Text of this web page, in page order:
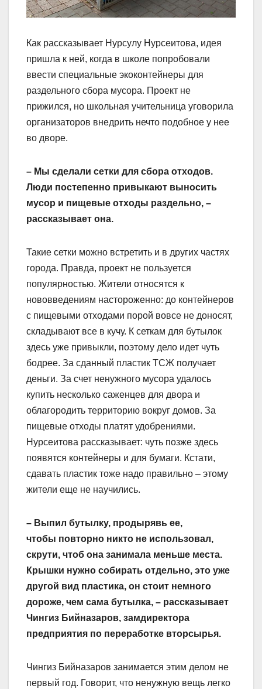
Как рассказывает Нурсулу Нурсеитова, идея
пришла к ней, когда в школе попробовали
ввести специальные экоконтейнеры для
раздельного сбора мусора. Проект не
прижился, но школьная учительница уговорила
организаторов внедрить нечто подобное у нее
во дворе.
– Мы cделали сетки для сбора отходов.
Люди постепенно привыкают выносить
мусор и пищевые отходы раздельно, –
рассказывает она.
Такие сетки можно встретить и в других частях
города. Правда, проект не пользуется
популярностью. Жители относятся к
нововведениям настороженно: до контейнеров
с пищевыми отходами порой вовсе не доносят,
складывают все в кучу. К сеткам для бутылок
здесь уже привыкли, поэтому дело идет чуть
бодрее. За сданный пластик ТСЖ получает
деньги. За счет ненужного мусора удалось
купить несколько саженцев для двора и
облагородить территорию вокруг домов. За
пищевые отходы платят удобрениями.
Нурсеитова рассказывает: чуть позже здесь
появятся контейнеры и для бумаги. Кстати,
сдавать пластик тоже надо правильно – этому
жители еще не научились.
– Выпил бутылку, продырявь ее,
чтобы повторно никто не использовал,
скрути, чтоб она занимала меньше места.
Крышки нужно собирать отдельно, это уже
другой вид пластика, он стоит немного
дороже, чем сама бутылка, – рассказывает
Чингиз Бийназаров, зам­директора
предприятия по переработке вторсырья.
Чингиз Бийназаров занимается этим делом не
первый год. Говорит, что ненужную вещь легко